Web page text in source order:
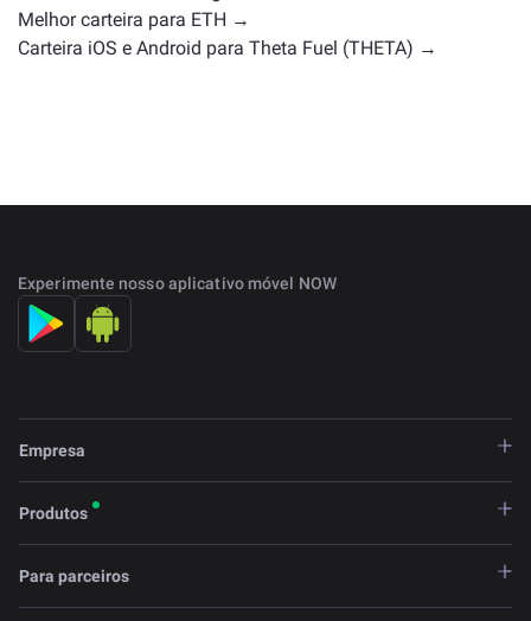
Melhor carteira para ETH →
Carteira iOS e Android para Theta Fuel (THETA) →
Experimente nosso aplicativo móvel NOW
Empresa
Produtos
Para parceiros